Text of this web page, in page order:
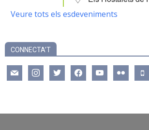
Veure tots els esdeveniments
CONNECTA’T
mail instagramtwitter facebookyoutube flickr